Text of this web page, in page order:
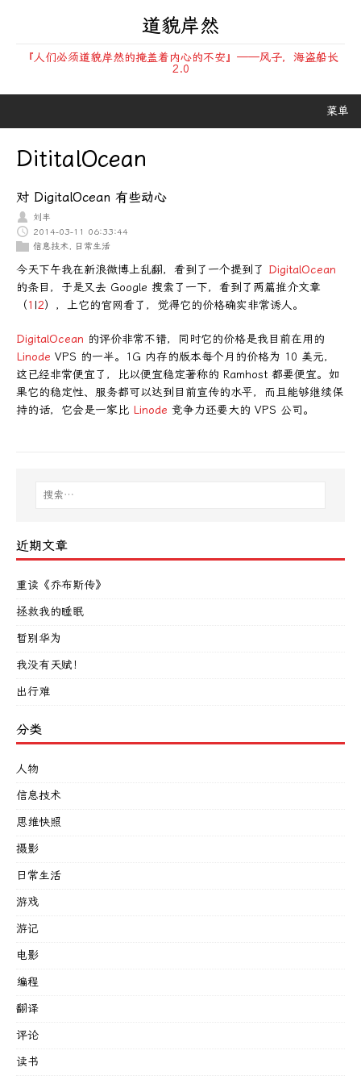
道貌岸然
『人们必须道貌岸然的掩盖着内心的不安』——风子，海盗船长
2.0
菜单
DititalOcean
对 DigitalOcean 有些动心
刘丰
2014-03-11 06:33:44
信息技术, 日常生活
今天下午我在新浪微博上乱翻，看到了一个提到了 DigitalOcean
的条目，于是又去 Google 搜索了一下，看到了两篇推介文章
（1 |2），上它的官网看了，觉得它的价格确实非常诱人。
DigitalOcean 的评价非常不错，同时它的价格是我目前在用的
Linode VPS 的一半。1G 内存的版本每个月的价格为 10 美元，
这已经非常便宜了，比以便宜稳定著称的 Ramhost 都要便宜。如
果它的稳定性、服务都可以达到目前宣传的水平，而且能够继续保
持的话，它会是一家比 Linode 竞争力还要大的 VPS 公司。
近期文章
重读《乔布斯传》
拯救我的睡眠
暂别华为
我没有天赋！
出行难
分类
人物
信息技术
思维快照
摄影
日常生活
游戏
游记
电影
编程
翻译
评论
读书